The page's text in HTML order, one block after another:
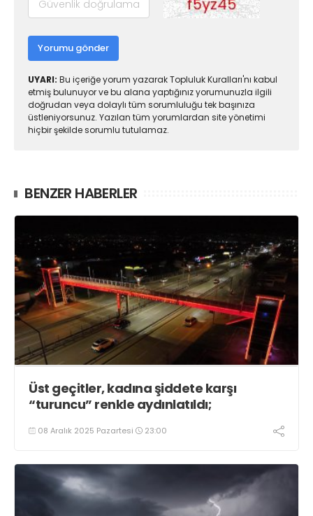
Yorumu gönder
UYARI: Bu içeriğe yorum yazarak Topluluk Kuralları'nı kabul
etmiş bulunuyor ve bu alana yaptığınız yorumunuzla ilgili
doğrudan veya dolaylı tüm sorumluluğu tek başınıza
üstleniyorsunuz. Yazılan tüm yorumlardan site yönetimi
hiçbir şekilde sorumlu tutulamaz.
BENZER HABERLER
Üst geçitler, kadına şiddete karşı
“turuncu” renkle aydınlatıldı;
08 Aralık 2025 Pazartesi 23:00